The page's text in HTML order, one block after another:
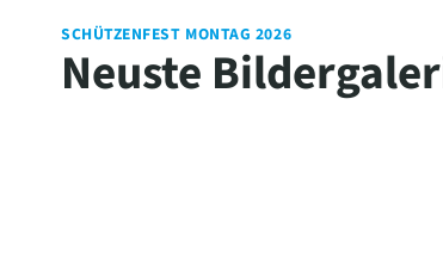
SCHÜTZENFEST MONTAG 2026
Neuste